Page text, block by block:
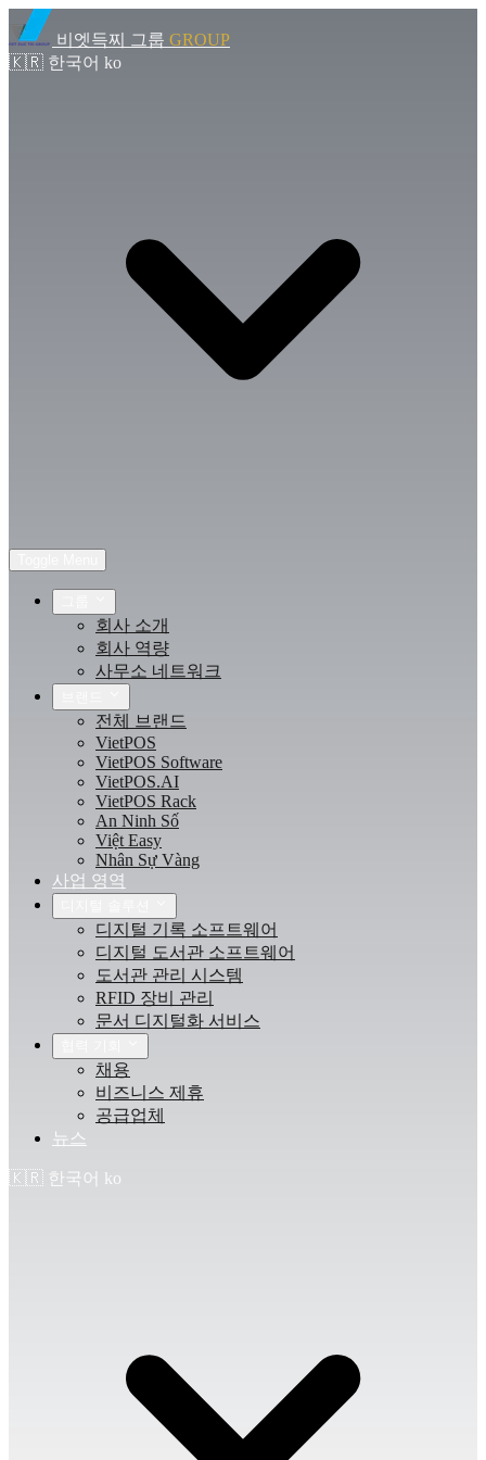
비엣득찌 그룹 GROUP
🇰🇷 한국어 ko
회사 소개
회사 역량
사무소 네트워크
전체 브랜드
VietPOS
VietPOS Software
VietPOS.AI
VietPOS Rack
An Ninh Số
Việt Easy
Nhân Sự Vàng
사업 영역
디지털 기록 소프트웨어
디지털 도서관 소프트웨어
도서관 관리 시스템
RFID 장비 관리
문서 디지털화 서비스
채용
비즈니스 제휴
공급업체
뉴스
🇰🇷 한국어 ko